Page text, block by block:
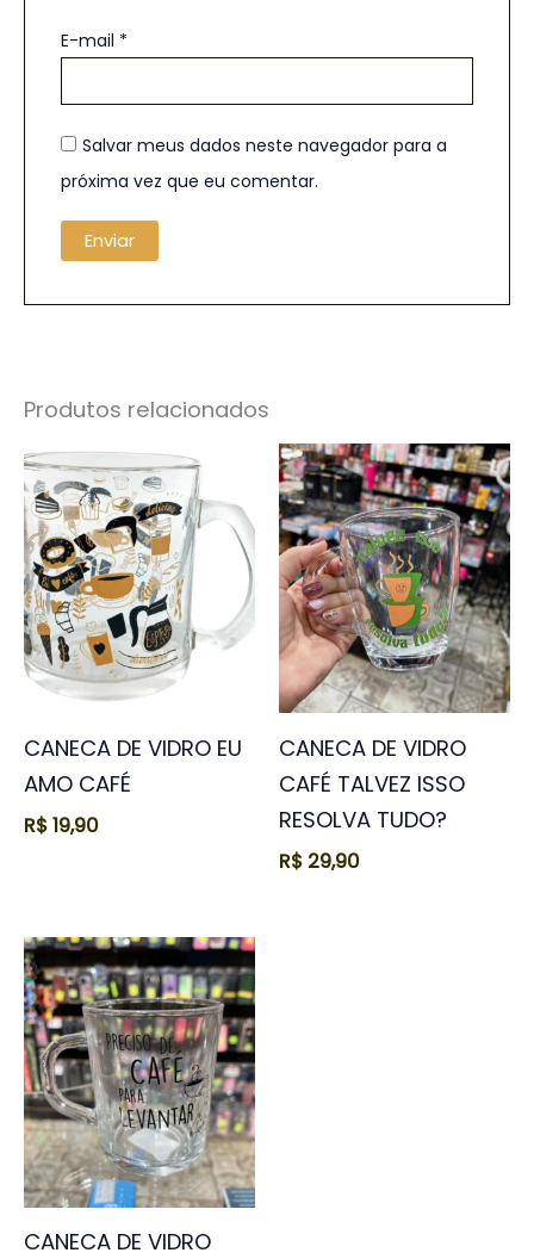
E-mail *
Salvar meus dados neste navegador para a
próxima vez que eu comentar.
Produtos relacionados
CANECA DE VIDRO EU
AMO CAFÉ
R$19,90
CANECA DE VIDRO
CAFÉ TALVEZ ISSO
RESOLVA TUDO?
R$ 29,90
CANECA DE VIDRO